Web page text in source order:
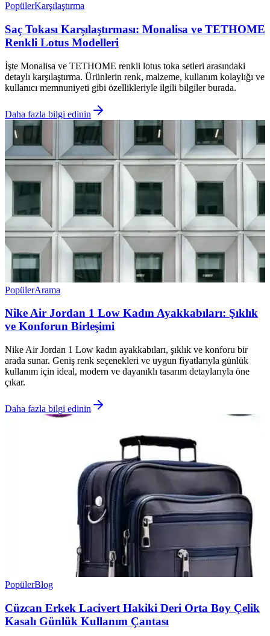
PopülerKarşılaştırma
Saç Tokası Karşılaştırması: Monalisa ve TETHOME
Renkli Lotus Modelleri
İşte Monalisa ve TETHOME renkli lotus toka setleri arasındaki
detaylı karşılaştırma. Ürünlerin renk, malzeme, kullanım kolaylığı ve
kullanıcı memnuniyeti gibi özellikleriyle ilgili bilgiler burada.
Daha fazla bilgi edinin
PopülerArama
Nike Air Jordan 1 Low Kadın Ayakkabıları: Şıklık
ve Konforun Birleşimi
Nike Air Jordan 1 Low kadın ayakkabıları, şıklık ve konforu bir
arada sunar. Geniş renk seçenekleri ve uygun fiyatlarıyla günlük
kullanım için ideal, modern ve dayanıklı tasarım detaylarıyla öne
çıkar.
Daha fazla bilgi edinin
PopülerBlog
Cüzcan Erkek Lacivert Hakiki Deri Orta Boy Çelik
Kasalı Günlük Kullanım Çantası